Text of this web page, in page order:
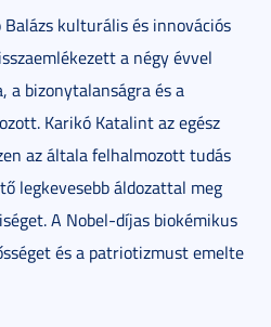
kulturális és innovációs
a négy évvel
a bizonytalanságra és a
Karikó Katalint az egész
az általa felhalmozott tudás
legkevesebb áldozattal meg
A Nobel-díjas biokémikus
és a patriotizmust emelte